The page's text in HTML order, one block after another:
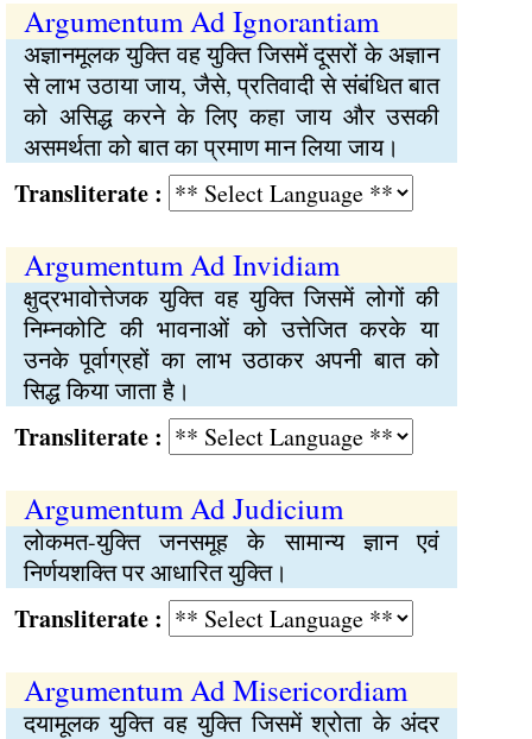
Argumentum Ad Ignorantiam
अज्ञानमूलक युक्ति वह युक्ति जिसमें दूसरों के अज्ञान
से लाभ उठाया जाय, जैसे, प्रतिवादी से संबंधित बात
को असिद्ध करने के लिए कहा जाय और उसकी
असमर्थता को बात का प्रमाण मान लिया जाय।
:
Argumentum Ad Invidiam
क्षुद्रभावोत्तेजक युक्ति वह युक्ति जिसमें लोगों की
निम्नकोटि की भावनाओं को उत्तेजित करके या
उनके पूर्वाग्रहों का लाभ उठाकर अपनी बात को
सिद्ध किया जाता है।
:
Argumentum Ad Judicium
लोकमत-युक्ति जनसमूह के सामान्य ज्ञान एवं
निर्णयशक्ति पर आधारित युक्ति।
:
Argumentum Ad Misericordiam
दयामूलक युक्ति वह युक्ति जिसमें श्रोता के अंदर